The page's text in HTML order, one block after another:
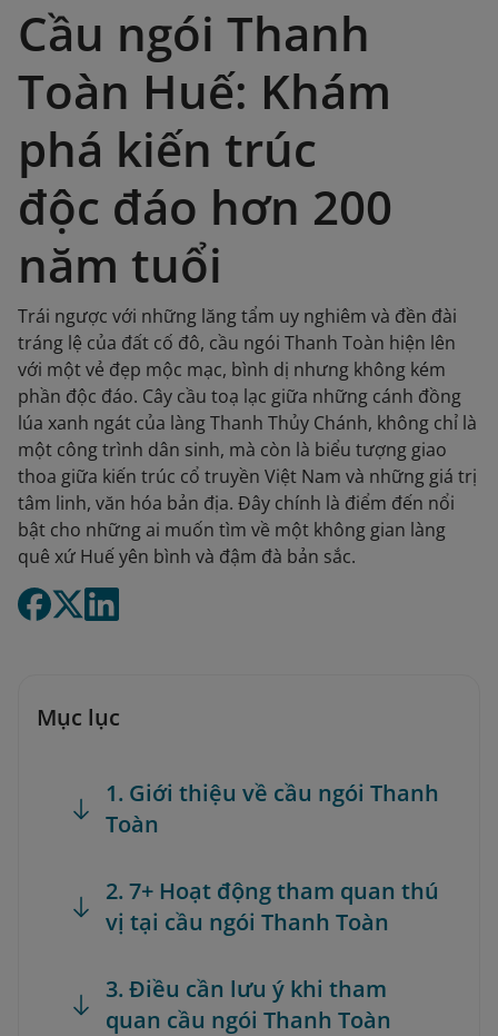
Cầu ngói Thanh
Toàn Huế: Khám
phá kiến trúc
độc đáo hơn 200
năm tuổi
Trái ngược với những lăng tẩm uy nghiêm và đền đài
tráng lệ của đất cố đô, cầu ngói Thanh Toàn hiện lên
với một vẻ đẹp mộc mạc, bình dị nhưng không kém
phần độc đáo. Cây cầu toạ lạc giữa những cánh đồng
lúa xanh ngát của làng Thanh Thủy Chánh, không chỉ là
một công trình dân sinh, mà còn là biểu tượng giao
thoa giữa kiến trúc cổ truyền Việt Nam và những giá trị
tâm linh, văn hóa bản địa. Đây chính là điểm đến nổi
bật cho những ai muốn tìm về một không gian làng
quê xứ Huế yên bình và đậm đà bản sắc.
Mục lục
1. Giới thiệu về cầu ngói Thanh
Toàn
2. 7+ Hoạt động tham quan thú
vị tại cầu ngói Thanh Toàn
3. Điều cần lưu ý khi tham
quan cầu ngói Thanh Toàn